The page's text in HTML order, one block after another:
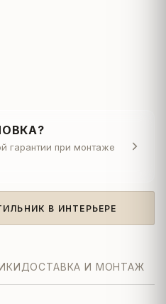
гарантии при монтаже
В ИНТЕРЬЕРЕ
ДОСТАВКА И МОНТАЖ